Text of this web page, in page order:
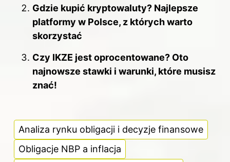
Gdzie kupić kryptowaluty? Najlepsze
platformy w Polsce, z których warto
skorzystać
Czy IKZE jest oprocentowane? Oto
najnowsze stawki i warunki, które musisz
znać!
Analiza rynku obligacji i decyzje finansowe
Obligacje NBP a inflacja